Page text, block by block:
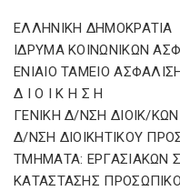
ΕΛΛΗΝΙΚΗ ΔΗΜΟΚΡΑΤΙΑ
ΙΔΡΥΜΑ ΚΟΙΝΩΝΙΚΩΝ
ΕΝΙΑΙΟ ΤΑΜΕΙΟ
Δ Ι Ο Ι Κ Η Σ Η
ΓΕΝΙΚΗ Δ/ΝΣΗ ΔΙΟΙΚ/
Δ/ΝΣΗ ΔΙΟΙΚΗΤΙΚΟΥ
ΤΜΗΜΑΤΑ: ΕΡΓΑΣΙΑΚΩΝ
ΚΑΤΑΣΤΑΣΗΣ